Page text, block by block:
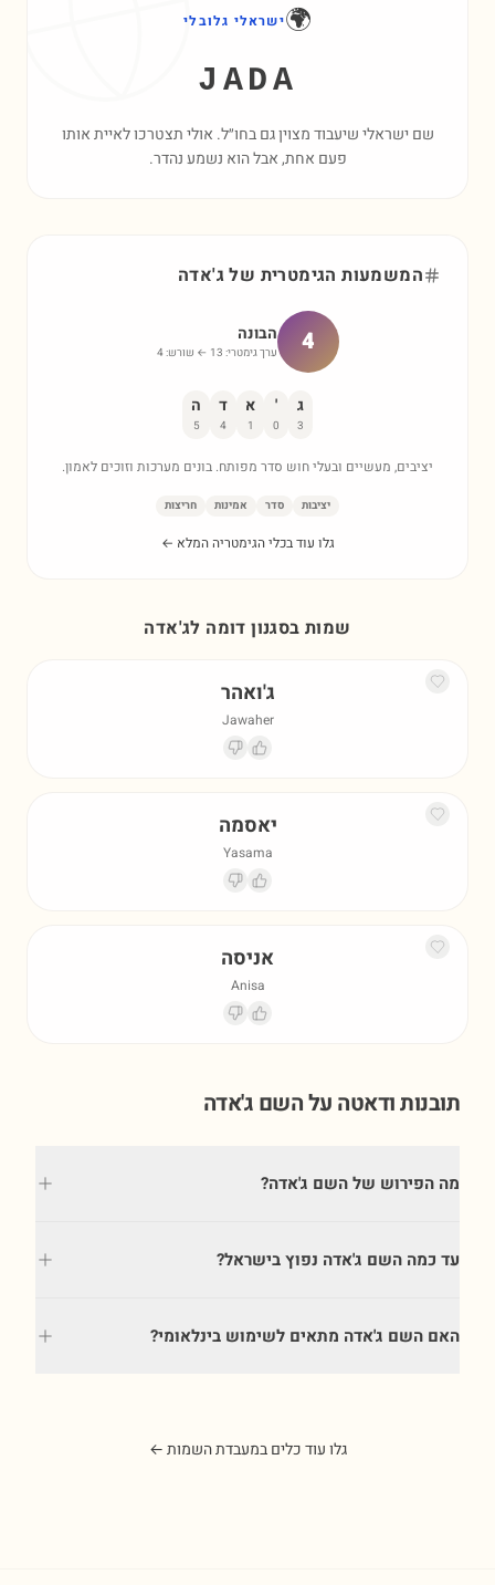
🌍ישראלי גלובלי
JADA
שם ישראלי שיעבוד מצוין גם בחו״ל. אולי תצטרכו לאיית אותו
פעם אחת, אבל הוא נשמע נהדר.
המשמעות הגימטרית שלג'אדה
4 הבונה
ערך גימטרי: 13 ← שורש: 4
ג
3
'
0
א
1
ד
4
ה
5
יציבים, מעשיים ובעלי חוש סדר מפותח. בונים מערכות וזוכים לאמון.
יציבות סדר אמינות חריצות
גלו עוד בכלי הגימטריה המלא ←
שמות בסגנון דומה לג'אדה
ג'ואהר
Jawaher
יאסמה
Yasama
אניסה
Anisa
תובנות ודאטה על השם ג'אדה
מה הפירוש של השם ג'אדה?
עד כמה השם ג'אדה נפוץ בישראל?
האם השם ג'אדה מתאים לשימוש בינלאומי?
גלו עוד כלים במעבדת השמות ←